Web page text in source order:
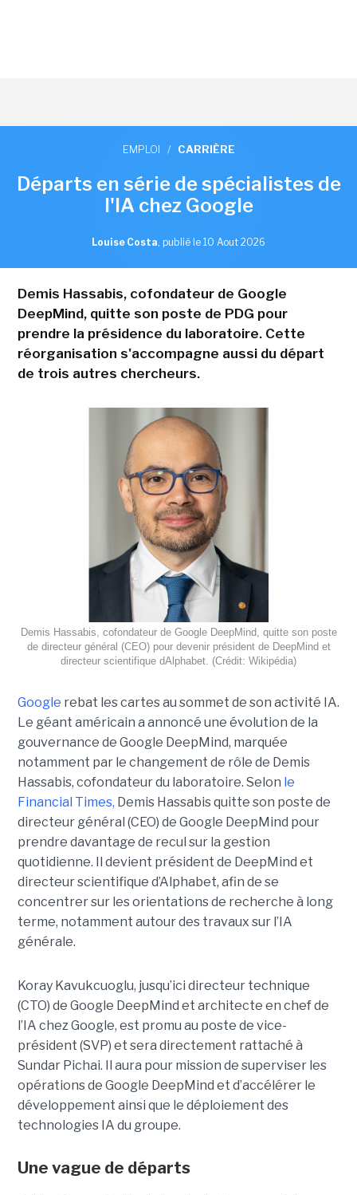
EMPLOI / CARRIÈRE
Départs en série de spécialistes de
l'IA chez Google
Louise Costa, publié le 10 Aout 2026
Demis Hassabis, cofondateur de Google
DeepMind, quitte son poste de PDG pour
prendre la présidence du laboratoire. Cette
réorganisation s'accompagne aussi du départ
de trois autres chercheurs.
Demis Hassabis, cofondateur de Google DeepMind, quitte son poste
de directeur général (CEO) pour devenir président de DeepMind et
directeur scientifique dAlphabet. (Crédit: Wikipédia)
Google rebat les cartes au sommet de son activité IA.
Le géant américain a annoncé une évolution de la
gouvernance de Google DeepMind, marquée
notamment par le changement de rôle de Demis
Hassabis, cofondateur du laboratoire. Selon le
Financial Times, Demis Hassabis quitte son poste de
directeur général (CEO) de Google DeepMind pour
prendre davantage de recul sur la gestion
quotidienne. Il devient président de DeepMind et
directeur scientifique d’Alphabet, afin de se
concentrer sur les orientations de recherche à long
terme, notamment autour des travaux sur l’IA
générale.
Koray Kavukcuoglu, jusqu’ici directeur technique
(CTO) de Google DeepMind et architecte en chef de
l’IA chez Google, est promu au poste de vice-
président (SVP) et sera directement rattaché à
Sundar Pichai. Il aura pour mission de superviser les
opérations de Google DeepMind et d’accélérer le
développement ainsi que le déploiement des
technologies IA du groupe.
Une vague de départs